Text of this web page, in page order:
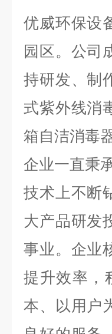
优威环保设
园区。公司
持研发、制
式紫外线消
箱自洁消毒
企业一直秉
技术上不断
大产品研发
事业。企业
提升效率，
本、以用户